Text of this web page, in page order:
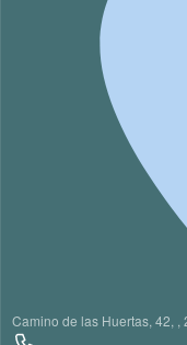
Camino de las Huertas, 42,